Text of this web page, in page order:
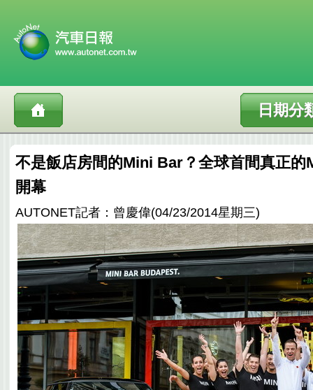
日期分
不是飯店房間的Mini Bar？全球首間真正的
開幕
AUTONET記者：曾慶偉(04/23/2014星期三)